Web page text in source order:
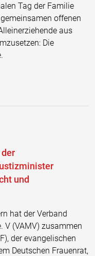
Tag der Familie
offenen
aus
Die
und
hat der Verband
V (VAMV) zusammen
der evangelischen
Deutschen Frauenrat,